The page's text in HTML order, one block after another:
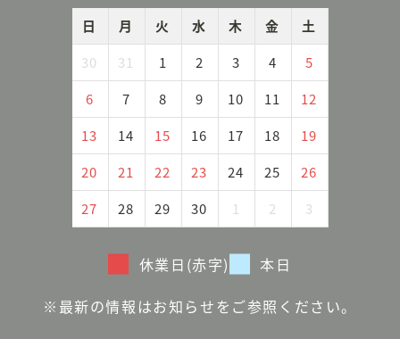
日 月 火 水 木 金
土
30
31 1 2 3 4
5
6
7 8 9 10 11
12
13
14 15 16 17 18
19
20
21 22 23 24 25
26
27
28 29 30 1 2 3
休業日(赤字)
本日
※最新の情報はお知らせをご参照ください。